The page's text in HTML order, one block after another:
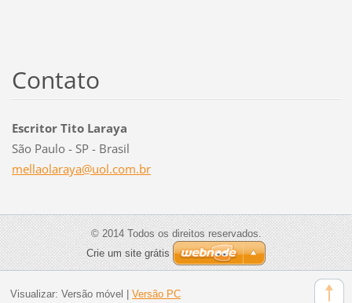
Contato
Escritor Tito Laraya
São Paulo - SP - Brasil
mellaolaraya@uol.com.br
© 2014 Todos os direitos reservados.
Crie um site grátis
Visualizar: Versão móvel Versão PC